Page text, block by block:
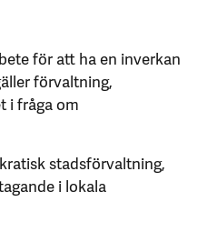
för att ha en inverkan
förvaltning,
i fråga om
stadsförvaltning,
i lokala